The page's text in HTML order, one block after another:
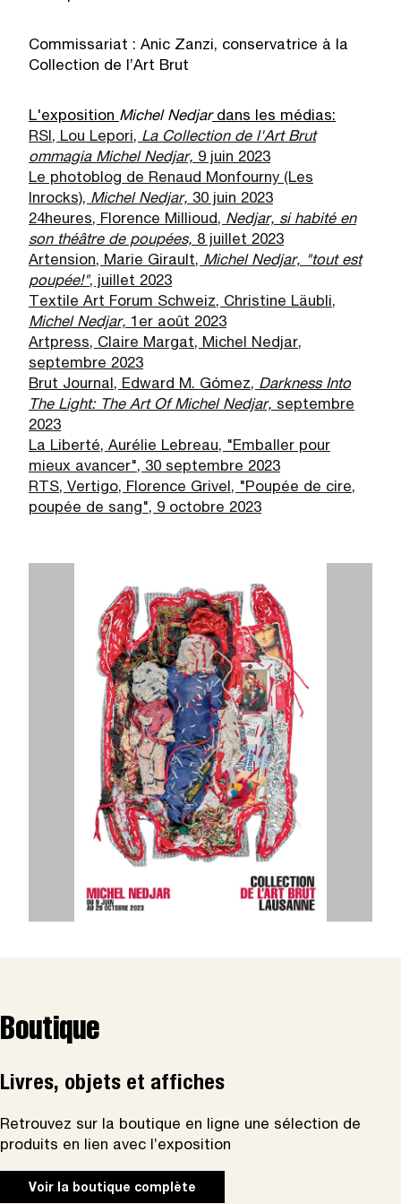
Commissariat : Anic Zanzi, conservatrice à la
Collection de l’Art Brut
L'exposition Michel Nedjardans les médias:
RSI, Lou Lepori, La Collection de l'Art Brut
ommagia Michel Nedjar, 9 juin 2023
Le photoblog de Renaud Monfourny (Les
Inrocks), Michel Nedjar, 30 juin 2023
24heures, Florence Millioud, Nedjar, si habitéen
son théâtre de poupées, 8 juillet 2023
Artension, Marie Girault, Michel Nedjar, "tout est
poupée!", juillet 2023
Textile Art Forum Schweiz, Christine Läubli,
Michel Nedjar, 1er août 2023
Artpress, Claire Margat, Michel Nedjar,
septembre 2023
Brut Journal, Edward M. Gómez, Darkness Into
The Light: The Art Of Michel Nedjar, septembre
2023
La Liberté, Aurélie Lebreau, "Emballer pour
mieux avancer", 30 septembre 2023
RTS, Vertigo, Florence Grivel, "Poupée de cire,
poupée de sang", 9 octobre 2023
Boutique
Livres, objets et affiches
Retrouvez sur la boutique en ligne une sélection de
produits en lien avec l’exposition
Voir la boutique complète